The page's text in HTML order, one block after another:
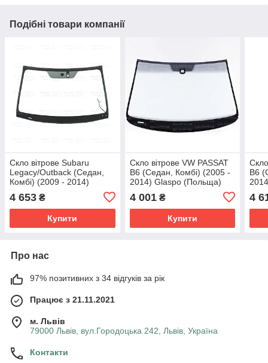
Подібні товари компанії
Скло вітрове Subaru
Legacy/Outback (Седан,
Комбі) (2009 - 2014)
4 653 ₴
Купити
Скло вітрове VW PASSAT
B6 (Седан, Комбі) (2005 -
2014) Glaspo (Польща)
4 001₴
Купити
B6
4
Про нас
97% позитивних з 34 відгуків за рік
Працює з 21.11.2021
м. Львів
79000 Львів, вул.Городоцька 242, Львів, Україна
Контакти